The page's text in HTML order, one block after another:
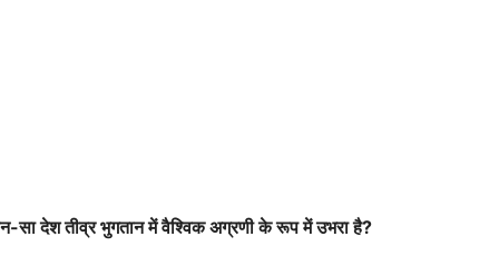
सा देश तीव्र भुगतान में वैश्विक अग्रणी के रूप में उभरा है?